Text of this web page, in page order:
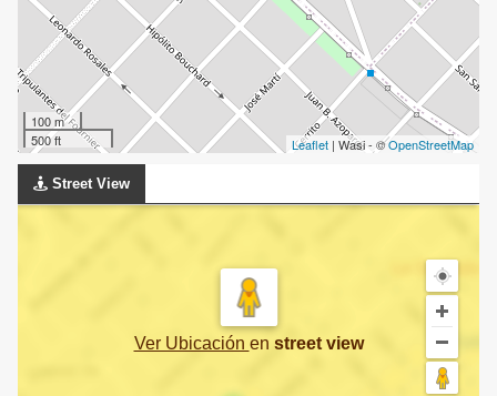
100 m
500 ft
Leaflet | Wasi - ©OpenStreetMap
Street View
Ver Ubicación en street view